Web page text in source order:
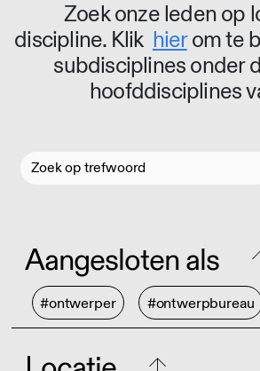
Zoek onze leden op
discipline. Klik hierom te
subdisciplines onder
hoofddisciplines
Aangesloten als
#ontwerper #ontwerpbureau